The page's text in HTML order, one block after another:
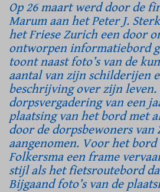
Op 26 maart werd door de
Marum aan het Peter J.
het Friese Zurich een door
ontworpen informatiebord
toont naast foto’s van de
aantal van zijn schilderijen
beschrijving over zijn leven.
dorpsvergadering van een
plaatsing van het bord met
door de dorpsbewoners van
aangenomen. Voor het
Folkersma een frame
stijl als het fietsroutebord
Bijgaand foto’s van de